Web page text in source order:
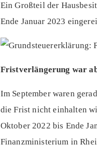
Ein Großteil der
Ende Januar 2023
Fristverlängerung war
Im September waren
die Frist nicht einhalten
Oktober 2022 bis Ende
Finanzministerium in